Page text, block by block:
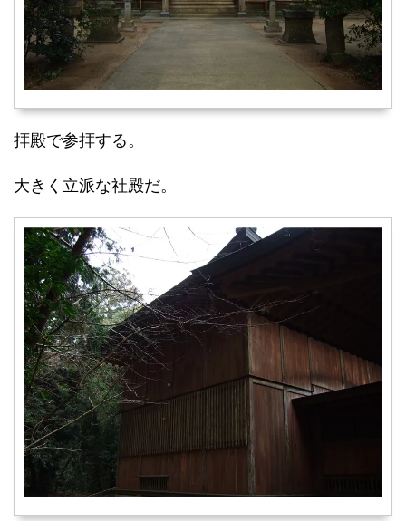
拝殿で参拝する。
大きく立派な社殿だ。